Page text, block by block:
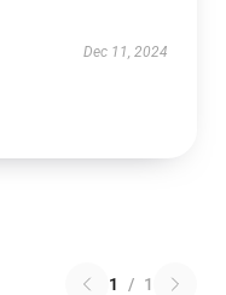
Dec 11, 2024
1 / 1